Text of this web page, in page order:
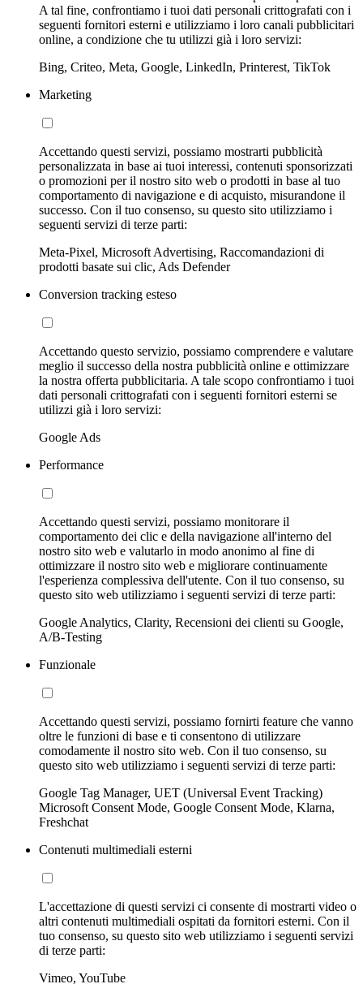
A tal fine, confrontiamo i tuoi dati personali crittografati con i
seguenti fornitori esterni e utilizziamo i loro canali pubblicitari
online, a condizione che tu utilizzi già i loro servizi:
Bing, Criteo, Meta, Google, LinkedIn, Printerest, TikTok
Marketing
Accettando questi servizi, possiamo mostrarti pubblicità
personalizzata in base ai tuoi interessi, contenuti sponsorizzati
o promozioni per il nostro sito web o prodotti in base al tuo
comportamento di navigazione e di acquisto, misurandone il
successo. Con il tuo consenso, su questo sito utilizziamo i
seguenti servizi di terze parti:
Meta-Pixel, Microsoft Advertising, Raccomandazioni di
prodotti basate sui clic, Ads Defender
Conversion tracking esteso
Accettando questo servizio, possiamo comprendere e valutare
meglio il successo della nostra pubblicità online e ottimizzare
la nostra offerta pubblicitaria. A tale scopo confrontiamo i tuoi
dati personali crittografati con i seguenti fornitori esterni se
utilizzi già i loro servizi:
Google Ads
Performance
Accettando questi servizi, possiamo monitorare il
comportamento dei clic e della navigazione all'interno del
nostro sito web e valutarlo in modo anonimo al fine di
ottimizzare il nostro sito web e migliorare continuamente
l'esperienza complessiva dell'utente. Con il tuo consenso, su
questo sito web utilizziamo i seguenti servizi di terze parti:
Google Analytics, Clarity, Recensioni dei clienti su Google,
A/B-Testing
Funzionale
Accettando questi servizi, possiamo fornirti feature che vanno
oltre le funzioni di base e ti consentono di utilizzare
comodamente il nostro sito web. Con il tuo consenso, su
questo sito web utilizziamo i seguenti servizi di terze parti:
Google Tag Manager, UET (Universal Event Tracking)
Microsoft Consent Mode, Google Consent Mode, Klarna,
Freshchat
Contenuti multimediali esterni
L'accettazione di questi servizi ci consente di mostrarti video o
altri contenuti multimediali ospitati da fornitori esterni. Con il
tuo consenso, su questo sito web utilizziamo i seguenti servizi
di terze parti:
Vimeo, YouTube